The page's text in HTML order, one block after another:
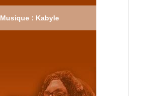
Musique : Kabyle